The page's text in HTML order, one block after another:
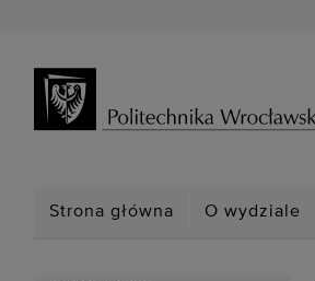
Strona główna O wydziale